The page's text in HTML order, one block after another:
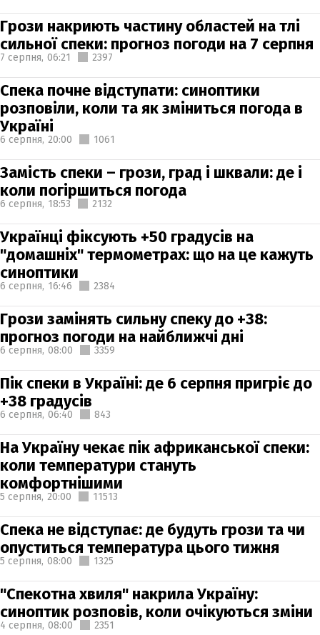
Грози накриють частину областей на тлі
сильної спеки: прогноз погоди на 7 серпня
7 серпня, 06:21 2397
Спека почне відступати: синоптики
розповіли, коли та як зміниться погода в
Україні
6 серпня, 20:00 1061
Замість спеки – грози, град і шквали: де і
коли погіршиться погода
6 серпня, 18:53 2132
Українці фіксують +50 градусів на
"домашніх" термометрах: що на це кажуть
синоптики
6 серпня, 16:46 2384
Грози замінять сильну спеку до +38:
прогноз погоди на найближчі дні
6 серпня, 08:00 3359
Пік спеки в Україні: де 6 серпня пригріє до
+38 градусів
6 серпня, 06:40 843
На Україну чекає пік африканської спеки:
коли температури стануть
комфортнішими
5 серпня, 20:00 11513
Спека не відступає: де будуть грози та чи
опуститься температура цього тижня
5 серпня, 08:00 1325
"Спекотна хвиля" накрила Україну:
синоптик розповів, коли очікуються зміни
4 серпня, 08:00 2351